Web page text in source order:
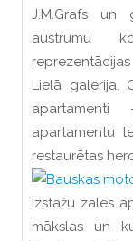
J.M.Grafs un
austrumu
Lielā galerija.
apartamentu
restaurētas
Izstāžu zālēs
mākslas un